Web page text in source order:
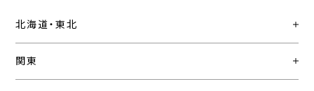
北海道・東北
関東